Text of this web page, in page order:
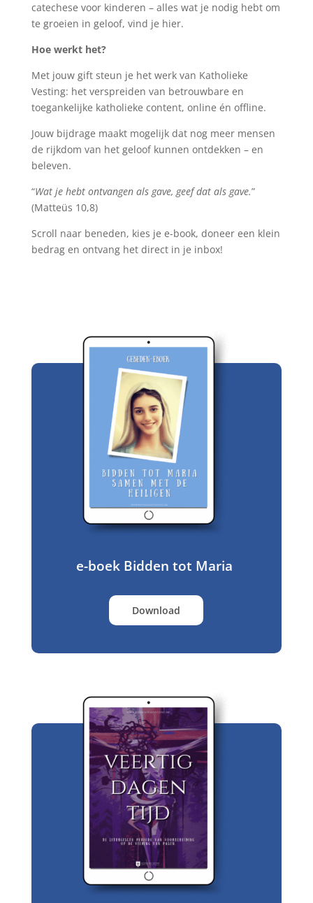
catechese voor kinderen – alles wat je nodig hebt om
te groeien in geloof, vind je hier.
Hoe werkt het?
Met jouw gift steun je het werk van Katholieke
Vesting: het verspreiden van betrouwbare en
toegankelijke katholieke content, online én offline.
Jouw bijdrage maakt mogelijk dat nog meer mensen
de rijkdom van het geloof kunnen ontdekken – en
beleven.
“Wat je hebt ontvangen als gave, geef dat als gave.”
(Matteüs 10,8)
Scroll naar beneden, kies je e-book, doneer een klein
bedrag en ontvang het direct in je inbox!
e-boek Bidden tot Maria
Download